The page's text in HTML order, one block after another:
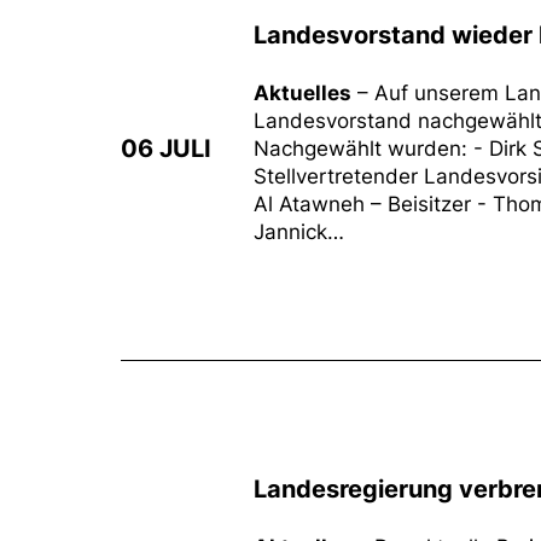
06 JULI
Landesvorstand
Aktuelles – Auf unserem
Landesvorstand
Nachgewählt wurden: - Dirk
Stellvertretender
Al Atawneh – Beisitzer -
Jannick…
Landesregierung